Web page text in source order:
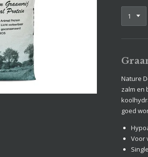
Nature
zalm en
goed
Voor